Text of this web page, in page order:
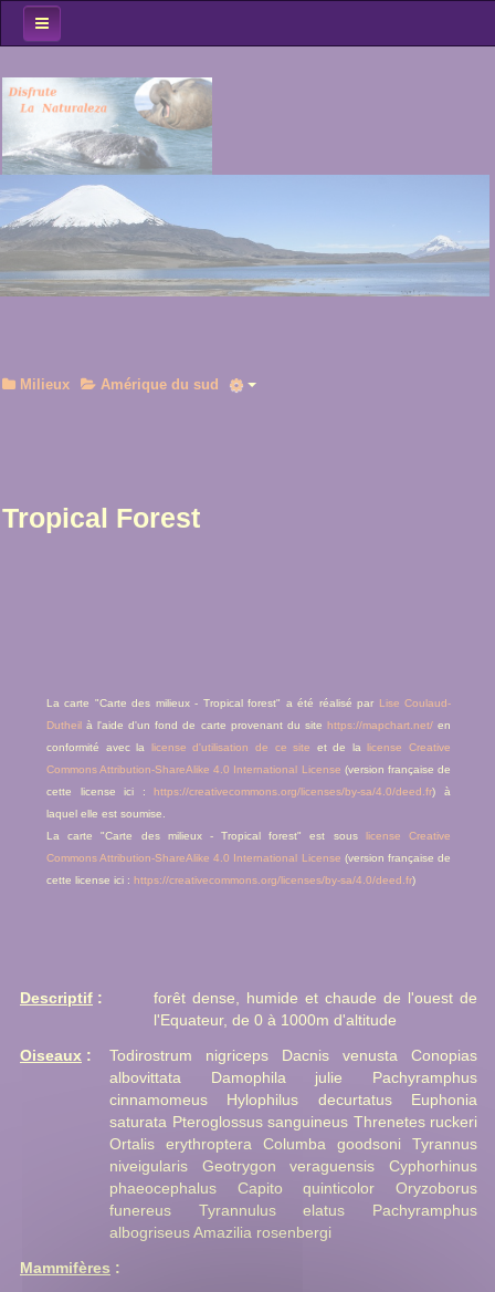
Spots Obs
Oiseaux
Mammifères
Milieux Amérique du sud
Tropical Forest
La carte "Carte des milieux - Tropical forest" a été réalisé par Lise Coulaud-
Dutheilà l'aide d'un fond de carte provenant du site https://mapchart.net/en
conformité avec la license d'utilisation de ce site et de lalicense Creative
Commons Attribution-ShareAlike 4.0 International License (version française de
cette license ici :https://creativecommons.org/licenses/by-sa/4.0/deed.fr) à
laquel elle est soumise.
La carte "Carte des milieux - Tropical forest" est sous license Creative
Commons Attribution-ShareAlike 4.0 International License (version française de
cette license ici : https://creativecommons.org/licenses/by-sa/4.0/deed.fr)
Descriptif :
forêt dense, humide et chaude de l'ouest de
l'Equateur, de 0 à 1000m d'altitude
Oiseaux :
Todirostrum nigriceps Dacnis venusta Conopias
albovittata Damophila julie Pachyramphus
cinnamomeus Hylophilus decurtatus Euphonia
saturata Pteroglossus sanguineus Threnetes ruckeri
Ortalis erythroptera Columba goodsoni Tyrannus
niveigularis Geotrygon veraguensis Cyphorhinus
phaeocephalus Capito quinticolor Oryzoborus
funereus Tyrannulus elatus Pachyramphus
albogriseus Amazilia rosenbergi
Mammifères :